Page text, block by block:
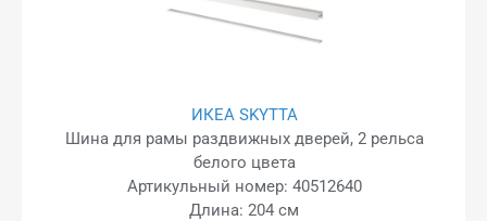
ИКЕА SKYTTA
Шина для рамы раздвижных дверей, 2 рельса
белого цвета
Артикульный номер: 40512640
Длина: 204 см